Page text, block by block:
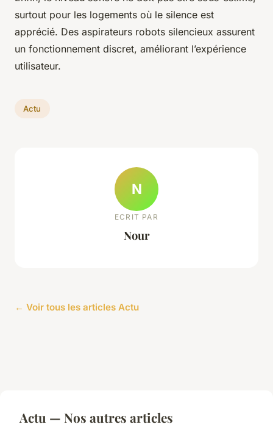
surtout pour les logements où le silence est
apprécié. Des aspirateurs robots silencieux assurent
un fonctionnement discret, améliorant l’expérience
utilisateur.
Actu
N
ECRIT PAR
Nour
← Voir tous les articles Actu
Actu — Nos autres articles